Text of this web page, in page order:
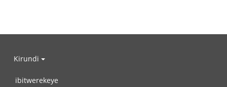
Kirundi
ibitwerekeye